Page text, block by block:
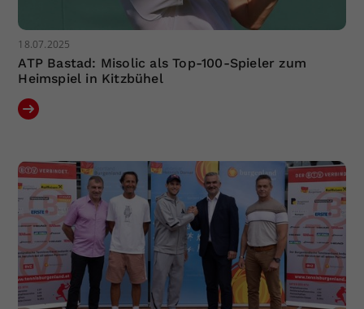
18.07.2025
ATP Bastad: Misolic als Top-100-Spieler zum
Heimspiel in Kitzbühel